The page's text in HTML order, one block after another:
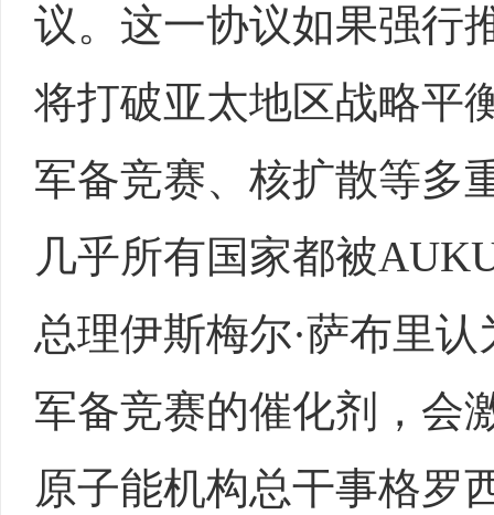
议。这一协议如果强行
将打破亚太地区战略平
军备竞赛、核扩散等多
几乎所有国家都被
总理伊斯梅尔·萨布里
军备竞赛的催化剂，会
原子能机构总干事格罗